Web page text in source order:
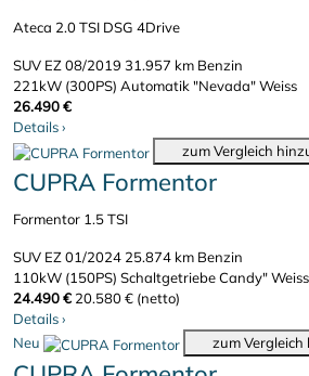
Ateca 2.0 TSI DSG 4Drive
SUV EZ 08/2019 31.957 km Benzin
221kW (300PS) Automatik"Nevada" Weiss
26.490 €
Details›
zum Vergleich
CUPRA Formentor
Formentor 1.5 TSI
SUV EZ 01/2024 25.874 km Benzin
110kW (150PS) SchaltgetriebeCandy" Weiss
24.490 € 20.580 € (netto)
Details›
Neu
zum